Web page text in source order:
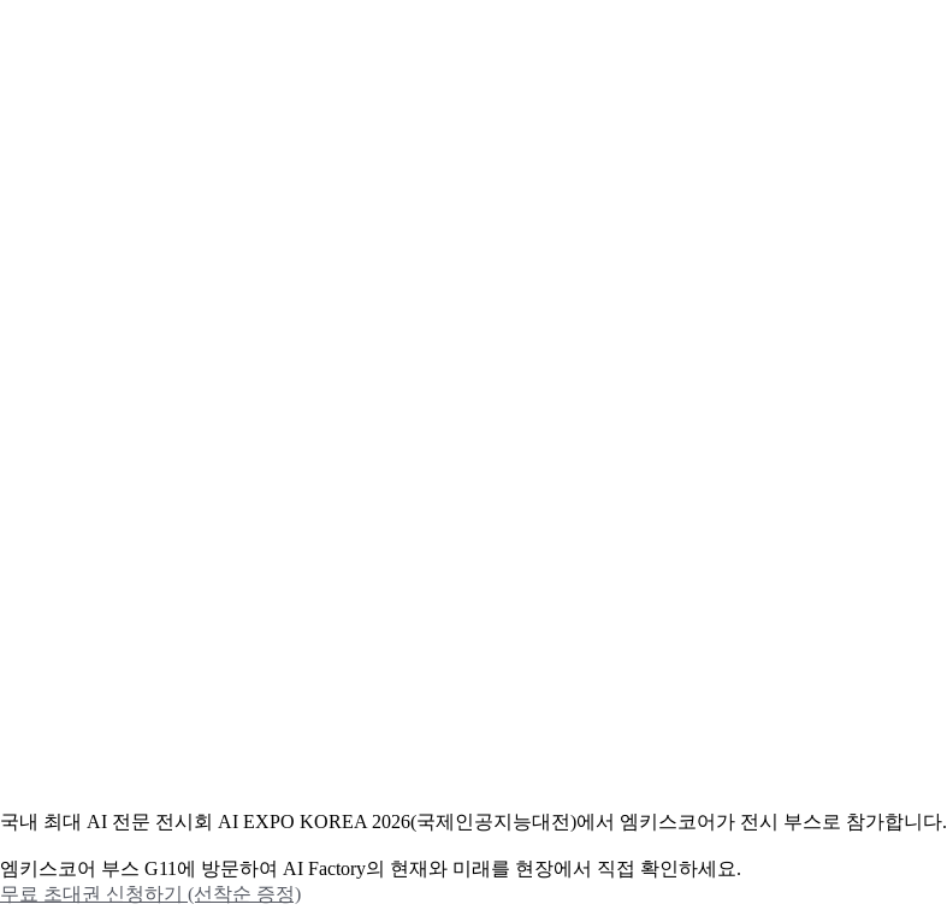
국내 최대 AI 전문 전시회 AI EXPO KOREA 2026(국제인공지능대전)에서 엠키스코어가 전시 부스로 참가합니다.
엠키스코어 부스 G11에 방문하여 AI Factory의 현재와 미래를 현장에서 직접 확인하세요.
무료 초대권 신청하기 (선착순 증정)